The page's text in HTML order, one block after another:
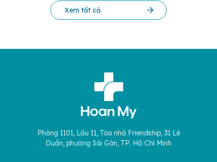
Xem tất cả
Phòng 1101, Lầu 11, Tòa nhà Friendship, 31 Lê
Duẩn, phường Sài Gòn, TP. Hồ Chí Minh